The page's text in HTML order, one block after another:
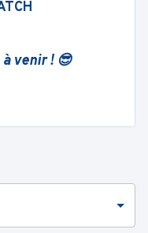
à venir ! 😎